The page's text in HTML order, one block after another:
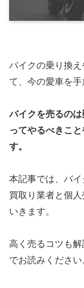
バイクの乗り換
て、今の愛車を
バイクを売るの
ってやるべきこ
す。
本記事では、バ
買取り業者と個
いきます。
高く売るコツも
でお読みください